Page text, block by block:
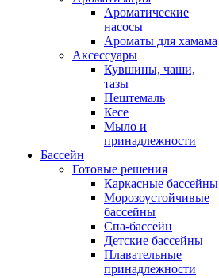
Ароматические
насосы
Ароматы для хамама
Аксессуары
Кувшины, чаши,
тазы
Пештемаль
Кесе
Мыло и
принадлежности
Бассейн
Готовые решения
Каркасные бассейны
Морозоустойчивые
бассейны
Спа-бассейн
Детские бассейны
Плавательные
принадлежности